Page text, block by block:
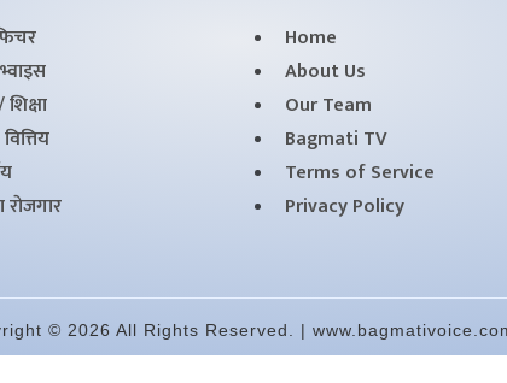
Home
About Us
Our Team
Bagmati TV
Terms of Service
Privacy Policy
© 2026 All Rights Reserved. |